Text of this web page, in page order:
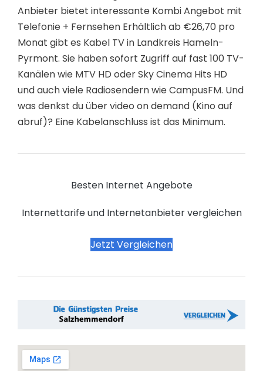
Anbieter bietet interessante Kombi Angebot mit
Telefonie + Fernsehen Erhältlich ab €26,70 pro
Monat gibt es Kabel TV in Landkreis Hameln-
Pyrmont. Sie haben sofort Zugriff auf fast 100 TV-
Kanälen wie MTV HD oder Sky Cinema Hits HD
und auch viele Radiosendern wie CampusFM. Und
was denkst du über video on demand (Kino auf
abruf)? Eine Kabelanschluss ist das Minimum.
Besten Internet Angebote
Internettarife und Internetanbieter vergleichen
Jetzt Vergleichen